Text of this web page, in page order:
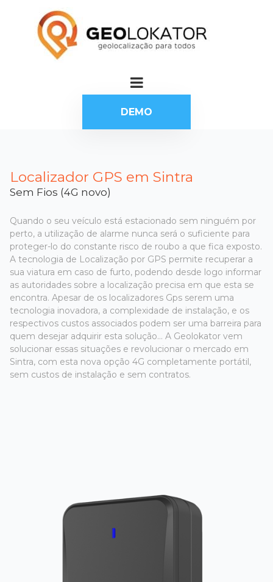
DEMO
Localizador GPS em Sintra
Sem Fios (4G novo)
Quando o seu veículo está estacionado sem ninguém por
perto, a utilização de alarme nunca será o suficiente para
proteger-lo do constante risco de roubo a que fica exposto.
A tecnologia de Localização por GPS permite recuperar a
sua viatura em caso de furto, podendo desde logo informar
as autoridades sobre a localização precisa em que esta se
encontra. Apesar de os localizadores Gps serem uma
tecnologia inovadora, a complexidade de instalação, e os
respectivos custos associados podem ser uma barreira para
quem desejar adquirir esta solução... A Geolokator vem
solucionar essas situações e revolucionar o mercado em
Sintra, com esta nova opção 4G completamente portátil,
sem custos de instalação e sem contratos.